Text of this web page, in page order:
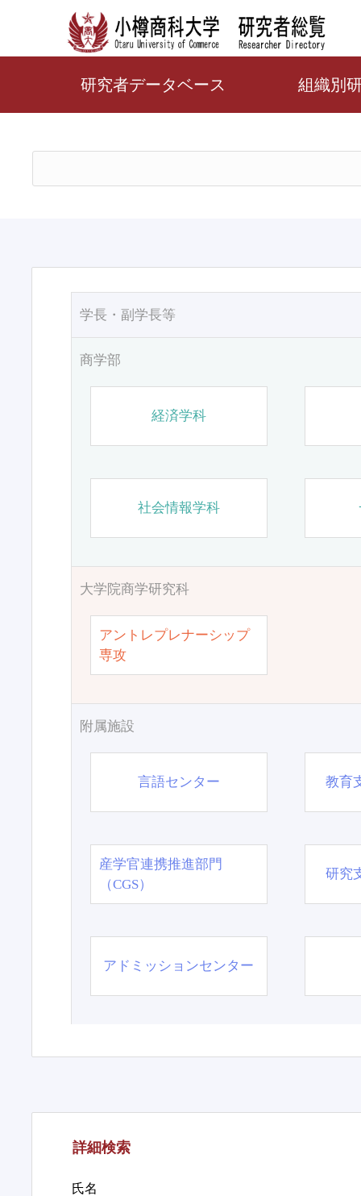
研究者データベース 組織別
学長・副学長等
商学部
経済学科
社会情報学科
大学院商学研究科
アントレプレナーシップ
専攻
附属施設
言語センター 教育
産学官連携推進部門
（CGS）
研究
アドミッションセンター
詳細検索
氏名